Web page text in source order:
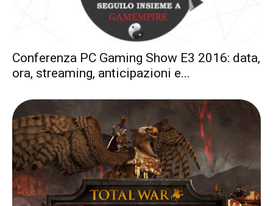
Conferenza PC Gaming Show E3 2016: data,
ora, streaming, anticipazioni e...